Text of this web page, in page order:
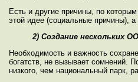
Есть и другие причины, по
этой идее (социальные причины),
2) Создание нескольких
Необходимость и важность
богатств, не вызывает сомнений.
низкого, чем национальный парк,